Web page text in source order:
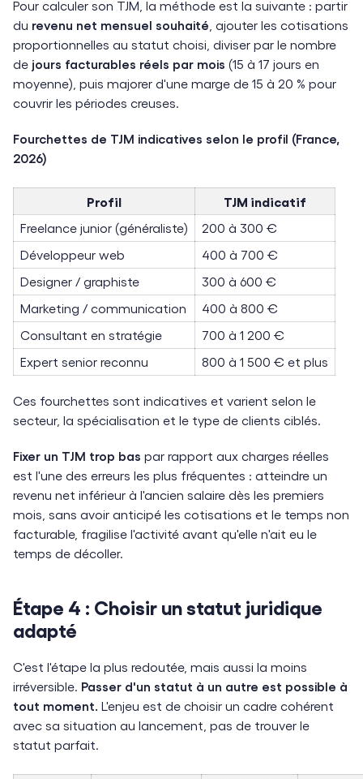
Pour calculer son TJM, la méthode est la suivante : partir
du revenu net mensuel souhaité , ajouter les cotisations
proportionnelles au statut choisi, diviser par le nombre
de jours facturables réels par mois (15 à 17 jours en
moyenne), puis majorer d'une marge de 15 à 20 % pour
couvrir les périodes creuses.
Fourchettes de TJM indicatives selon le profil (France,
2026)
Profil TJM indicatif
Freelance junior (généraliste)
200 à 300 €
Développeur web
400 à 700 €
Designer / graphiste
300 à 600 €
Marketing / communication
400 à 800 €
Consultant en stratégie
700 à 1 200 €
Expert senior reconnu
800 à 1 500 € et plus
Ces fourchettes sont indicatives et varient selon le
secteur, la spécialisation et le type de clients ciblés.
Fixer un TJM trop bas par rapport aux charges réelles
est l'une des erreurs les plus fréquentes : atteindre un
revenu net inférieur à l'ancien salaire dès les premiers
mois, sans avoir anticipé les cotisations et le temps non
facturable, fragilise l'activité avant qu'elle n'ait eu le
temps de décoller.
Étape 4 : Choisir un statut juridique
adapté
C'est l'étape la plus redoutée, mais aussi la moins
irréversible. Passer d'un statut à un autre est possible à
tout moment. L'enjeu est de choisir un cadre cohérent
avec sa situation au lancement, pas de trouver le
statut parfait.